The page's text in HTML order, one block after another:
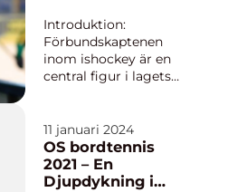
här arti...
Sporten
Introduktion:
Förbundskaptenen
inom ishockey är en
central figur i lagets
utvecklingen av
spelarna och
strategierna. I denna
artikel kommer vi att
11 januari 2024
OS bordtennis
2021 – En
Djupdykning i